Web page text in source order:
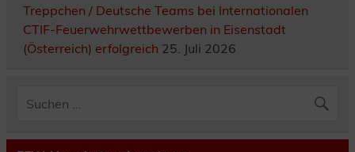
Treppchen / Deutsche Teams bei Internationalen
CTIF-Feuerwehrwettbewerben in Eisenstadt
(Österreich) erfolgreich 25. Juli 2026